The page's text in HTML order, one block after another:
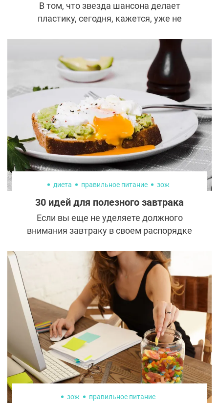
В том, что звезда шансона делает
пластику, сегодня, кажется, уже не
количестве и наборе операций сильно
расходятся. Давайте посмотрим на фото
Любови Успенской и постараемся
разобраться во всех ее бьюти-
трансформациях.
диета правильное питание зож
30 идей для полезного завтрака
Если вы еще не уделяете должного
внимания завтраку в своем распорядке
делать. Здоровый сытный завтрак
является источником энергии на целый
день, поэтому очень важно, как именно вы
завтракаете, поскольку употребление
сахара или рафинированных углеводов с
утра может привести к скачкам сахара в
крови и вялости.
зож правильное питание